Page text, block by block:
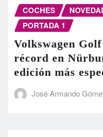
COCHES
PORTADA 1
Volkswagen
récord en
edición más
José Armando